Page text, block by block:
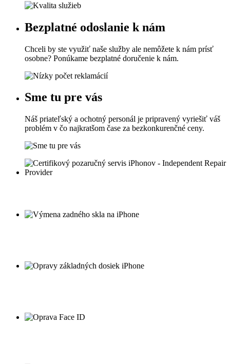
Bezplatné odoslanie k nám
Chceli by ste využiť naše služby ale nemôžete k nám prísť
osobne? Ponúkame bezplatné doručenie k nám.
Sme tu pre vás
Náš priateľský a ochotný personál je pripravený vyriešiť váš
problém v čo najkratšom čase za bezkonkurenčné ceny.